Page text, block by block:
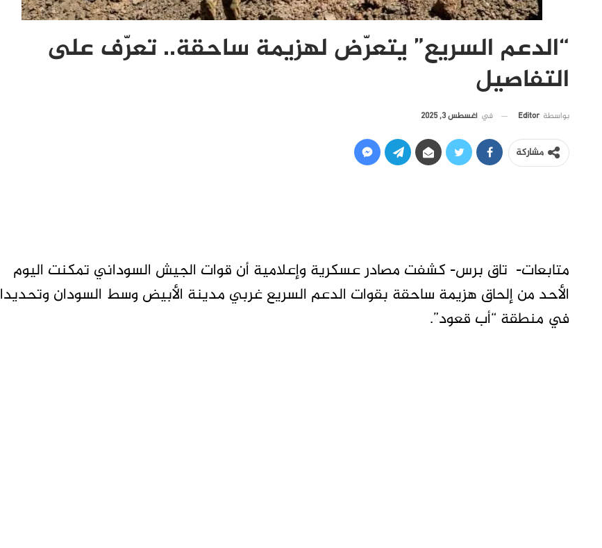
“الدعم السريع” يتعرّض لهزيمة ساحقة.. تعرّف على
التفاصيل
بواسطة Editor في أغسطس 3, 2025
مشاركة
متابعات- تاق برس- كشفت مصادر عسكرية وإعلامية أن قوات الجيش السوداني تمكنت اليوم
الأحد من إلحاق هزيمة ساحقة بقوات الدعم السريع غربي مدينة الأبيض وسط السودان وتحديدا
في منطقة “أب قعود”.